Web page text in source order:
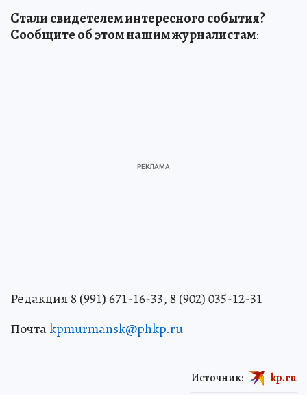
Стали свидетелем интересного события?
Сообщите об этом нашим журналистам:
Редакция 8 (991) 671-16-33, 8 (902) 035-12-31
Почтаkpmurmansk@phkp.ru
Источник: kp.ru